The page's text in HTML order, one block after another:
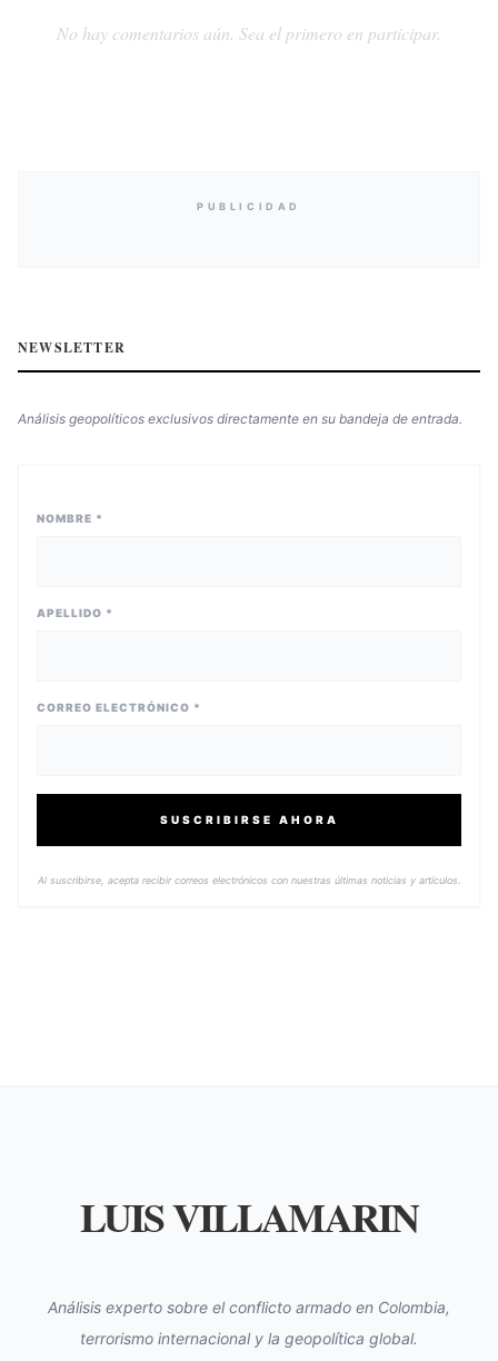
No hay comentarios aún. Sea el primero en participar.
PUBLICIDAD
NEWSLETTER
Análisis geopolíticos exclusivos directamente en su bandeja de entrada.
NOMBRE *
APELLIDO *
CORREO ELECTRÓNICO *
SUSCRIBIRSE AHORA
Al suscribirse, acepta recibir correos electrónicos con nuestras últimas noticias y artículos.
LUIS VILLAMARIN
Análisis experto sobre el conflicto armado en Colombia,
terrorismo internacional y la geopolítica global.